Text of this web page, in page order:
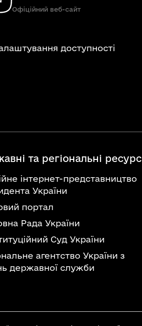
Офіційний веб-сайт
доступності
та регіональні
інтернет-представництво
України
портал
Рада України
Суд України
агентство України з
державної служби